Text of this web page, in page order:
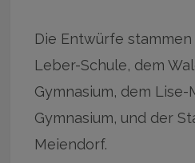
Die Entwürfe
Leber-Schule, dem
Gymnasium, dem Lise-
Gymnasium, und der
Meiendorf.